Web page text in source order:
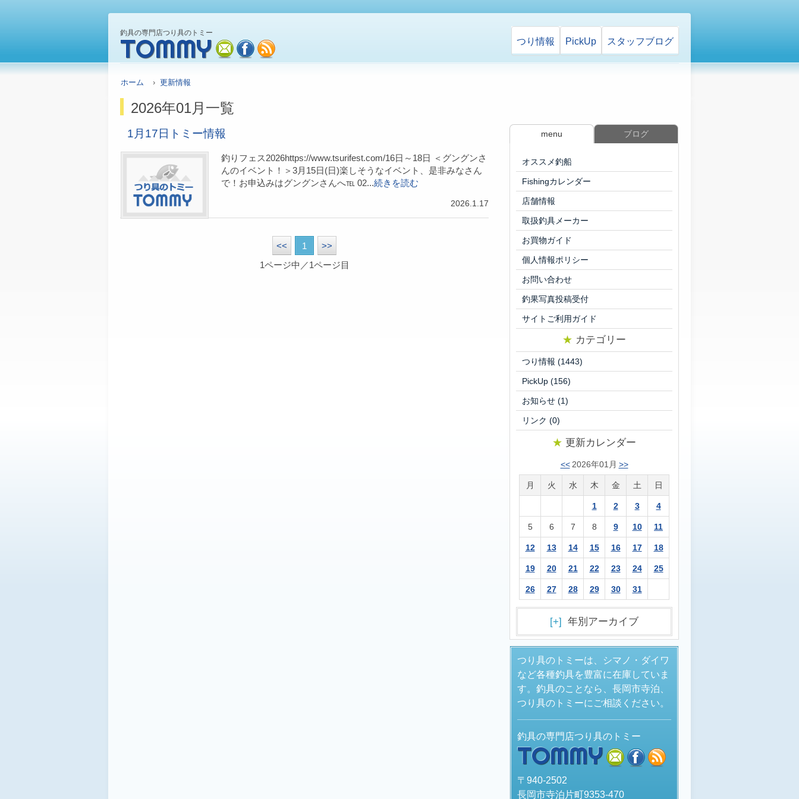
釣具の専門店つり具のトミー
TOMMY mail facebook
つり情報 PickUp スタッフブログ
ホーム › 更新情報
2026年01月一覧
1月17日トミー情報
釣りフェス2026https://www.tsurifest.com/16日～18日 ＜グングンさ
んのイベント！＞3月15日(日)楽しそうなイベント、是非みなさん
で！お申込みはグングンさんへ℡ 02...続きを読む
2026.1.17
<< 1
>>
1ページ中／1ページ目
menu ブログ
オススメ釣船
Fishingカレンダー
店舗情報
取扱釣具メーカー
お買物ガイド
個人情報ポリシー
お問い合わせ
釣果写真投稿受付
サイトご利用ガイド
★ カテゴリー
つり情報 (1443)
PickUp (156)
お知らせ (1)
リンク (0)
★ 更新カレンダー
<< 2026年01月 >>
月 火 水 木 金 土 日
1 2 3 4
5 6 7 8 9 10 11
12 13 14 15 16 17 18
19 20 21 22 23 24 25
26 27 28 29 30 31
[+] 年別アーカイブ
つり具のトミーは、シマノ・ダイワ
など各種釣具を豊富に在庫していま
す。釣具のことなら、長岡市寺泊、
つり具のトミーにご相談ください。
釣具の専門店つり具のトミー
TOMMY mail facebook
〒940-2502
長岡市寺泊片町9353-470